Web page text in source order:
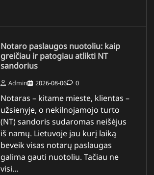
Notaro paslaugos nuotoliu: kaip
greičiau ir patogiau atlikti NT
sandorius
Admin 2026-08-06 0
Notaras – kitame mieste, klientas –
užsienyje, o nekilnojamojo turto
(NT) sandoris sudaromas neišėjus
iš namų. Lietuvoje jau kurį laiką
beveik visas notarų paslaugas
galima gauti nuotoliu. Tačiau ne
visi…